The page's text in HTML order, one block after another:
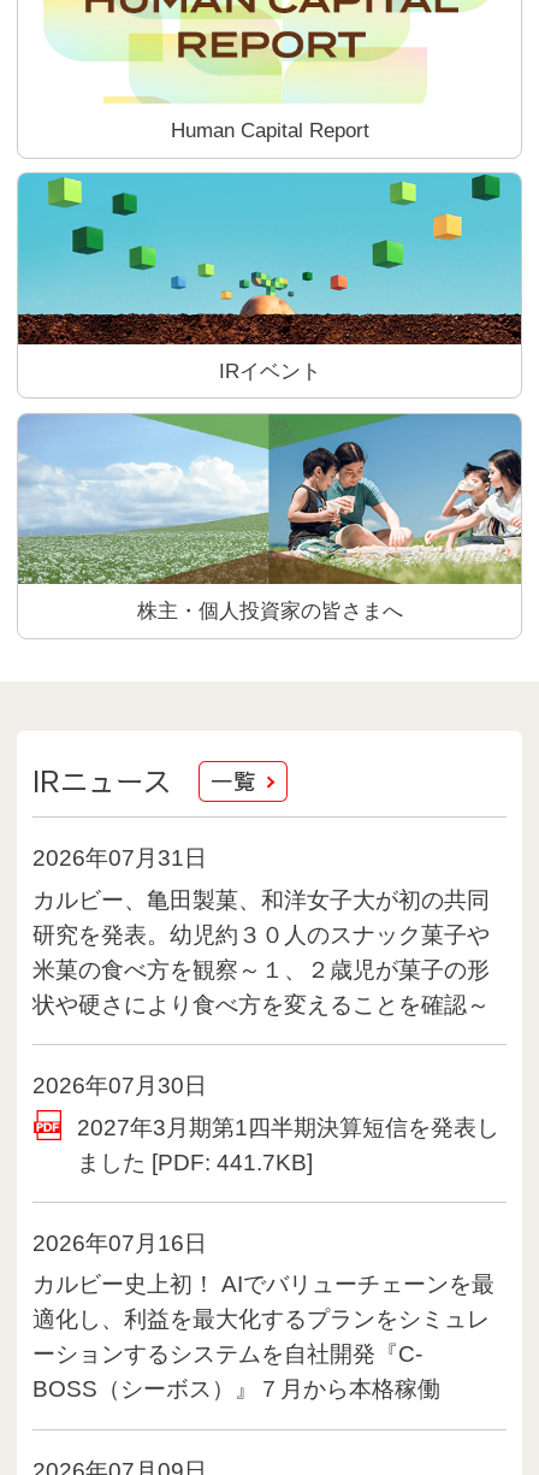
Human Capital Report
IRイベント
株主・個人投資家の皆さまへ
IRニュース 一覧
2026年07月31日
カルビー、亀田製菓、和洋女子大が初の共同
研究を発表。幼児約３０人のスナック菓子や
米菓の食べ方を観察～１、２歳児が菓子の形
状や硬さにより食べ方を変えることを確認～
2026年07月30日
2027年3月期第1四半期決算短信を発表し
ました [PDF: 441.7KB](別ウインドウで開く)
2026年07月16日
カルビー史上初！ AIでバリューチェーンを最
適化し、利益を最大化するプランをシミュレ
ーションするシステムを自社開発『C-
BOSS（シーボス）』７月から本格稼働